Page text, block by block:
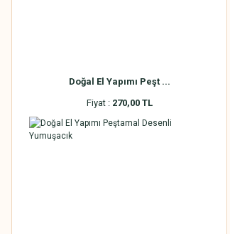
Doğal El Yapımı Peşt ...
Fiyat : 270,00 TL